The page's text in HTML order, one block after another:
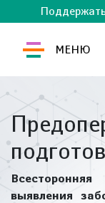
МЕНЮ
выявления